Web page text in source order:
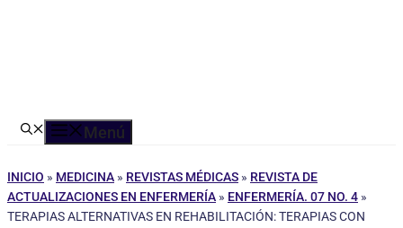
Menú
INICIO » MEDICINA » REVISTAS MÉDICAS » REVISTA DE
ACTUALIZACIONES EN ENFERMERÍA » ENFERMERÍA. 07 NO. 4 »
TERAPIAS ALTERNATIVAS EN REHABILITACIÓN: TERAPIAS CON